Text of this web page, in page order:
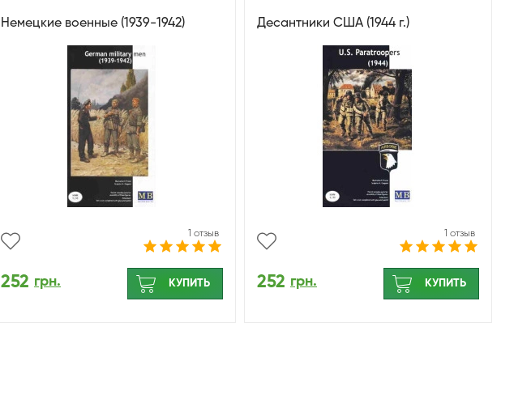
Немецкие военные (1939-1942)
1 отзыв
252 грн. КУПИТЬ
Десантники США (1944 г.)
1 отзыв
252 грн. КУПИТЬ